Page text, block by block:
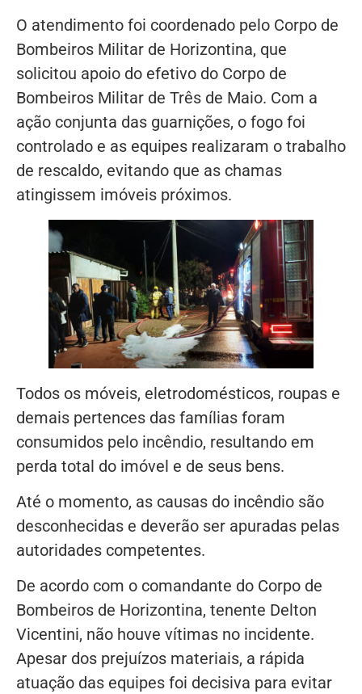
O atendimento foi coordenado pelo Corpo de
Bombeiros Militar de Horizontina, que
solicitou apoio do efetivo do Corpo de
Bombeiros Militar de Três de Maio. Com a
ação conjunta das guarnições, o fogo foi
controlado e as equipes realizaram o trabalho
de rescaldo, evitando que as chamas
atingissem imóveis próximos.
Todos os móveis, eletrodomésticos, roupas e
demais pertences das famílias foram
consumidos pelo incêndio, resultando em
perda total do imóvel e de seus bens.
Até o momento, as causas do incêndio são
desconhecidas e deverão ser apuradas pelas
autoridades competentes.
De acordo com o comandante do Corpo de
Bombeiros de Horizontina, tenente Delton
Vicentini, não houve vítimas no incidente.
Apesar dos prejuízos materiais, a rápida
atuação das equipes foi decisiva para evitar